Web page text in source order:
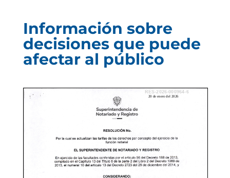
Información sobre
decisiones que puede
afectar al público